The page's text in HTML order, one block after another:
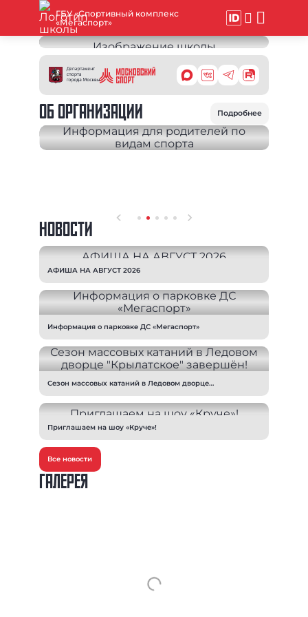
ГБУ «Спортивный комплекс
«Мегаспорт»
ОБ ОРГАНИЗАЦИИ Подробнее
НОВОСТИ
АФИША НА АВГУСТ 2026
Информация о парковке ДС «Мегаспорт»
Сезон массовых катаний в Ледовом дворце
Приглашаем на шоу «Круче»!
Все новости
ГАЛЕРЕЯ